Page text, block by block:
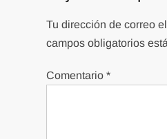
Tu dirección de correo
campos obligatorios
Comentario*